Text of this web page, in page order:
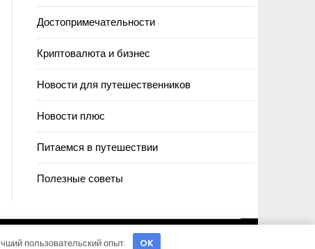
Достопримечательности
Криптовалюта и бизнес
Новости для путешественников
Новости плюс
Питаемся в путешествии
Полезные советы
пользовательский опыт. OK